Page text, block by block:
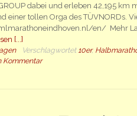
dabei und erleben 42,195 km
einer tollen Orga des TÜVNORDs.
en/ Mehr
[...]
Verschlagwortet 10er,
Kommentar